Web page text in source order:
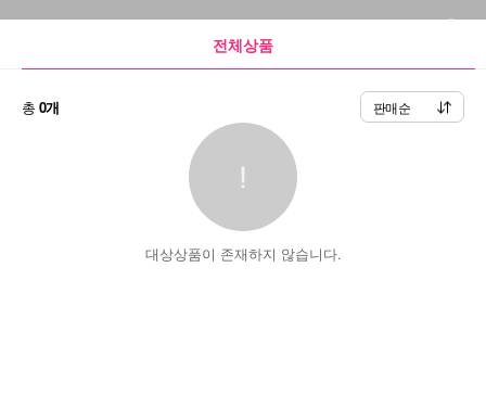
전체상품
총 0개 판매순
대상상품이 존재하지 않습니다.